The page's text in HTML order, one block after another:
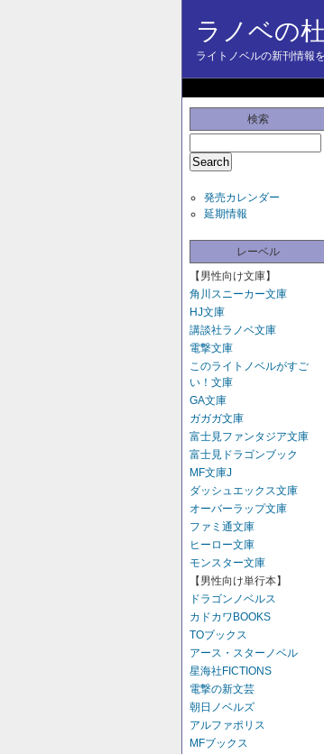
ラノベの杜
ライトノベルの新刊情報
検索
発売カレンダー
延期情報
レーベル
【男性向け文庫】
角川スニーカー文庫
HJ文庫
講談社ラノベ文庫
電撃文庫
このライトノベルがすご
い！文庫
GA文庫
ガガガ文庫
富士見ファンタジア文庫
富士見ドラゴンブック
MF文庫J
ダッシュエックス文庫
オーバーラップ文庫
ファミ通文庫
ヒーロー文庫
モンスター文庫
【男性向け単行本】
ドラゴンノベルス
カドカワBOOKS
TOブックス
アース・スターノベル
星海社FICTIONS
電撃の新文芸
朝日ノベルズ
アルファポリス
MFブックス